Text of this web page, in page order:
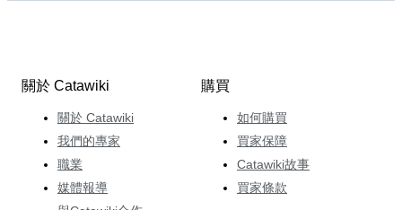
關於 Catawiki
關於 Catawiki
我們的專家
職業
媒體報導
購買
如何購買
買家保障
Catawiki故事
買家條款